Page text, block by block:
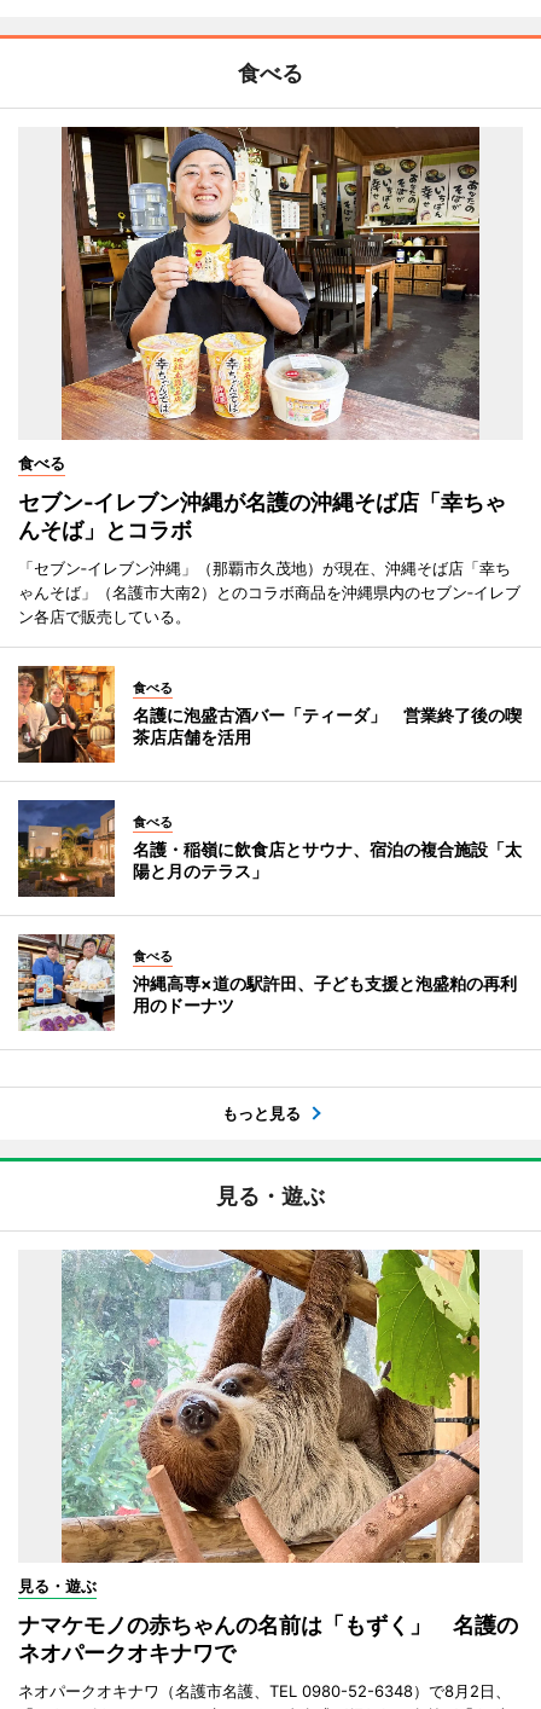
食べる
食べる
セブン‐イレブン沖縄が名護の沖縄そば店「幸ちゃ
んそば」とコラボ
「セブン‐イレブン沖縄」（那覇市久茂地）が現在、沖縄そば店「幸ち
ゃんそば」（名護市大南2）とのコラボ商品を沖縄県内のセブン‐イレブ
ン各店で販売している。
食べる
名護に泡盛古酒バー「ティーダ」 営業終了後の喫
茶店店舗を活用
食べる
名護・稲嶺に飲食店とサウナ、宿泊の複合施設「太
陽と月のテラス」
食べる
沖縄高専×道の駅許田、子ども支援と泡盛粕の再利
用のドーナツ
もっと見る
見る・遊ぶ
見る・遊ぶ
ナマケモノの赤ちゃんの名前は「もずく」 名護の
ネオパークオキナワで
ネオパークオキナワ（名護市名護、TEL 0980-52-6348）で8月2日、